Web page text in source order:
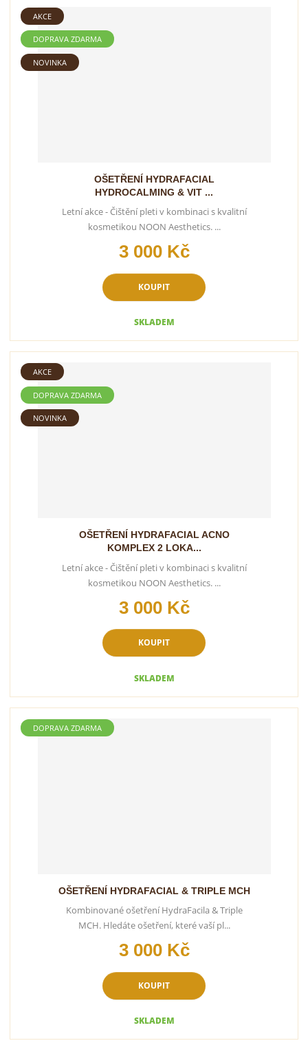
AKCE
DOPRAVA ZDARMA
NOVINKA
OŠETŘENÍ HYDRAFACIAL
HYDROCALMING & VIT ...
3 000 Kč
KOUPIT
SKLADEM
Letní akce - Čištění pleti v kombinaci s kvalitní
kosmetikou NOON Aesthetics. ...
AKCE
DOPRAVA ZDARMA
NOVINKA
OŠETŘENÍ HYDRAFACIAL ACNO
KOMPLEX 2 LOKA...
3 000 Kč
KOUPIT
SKLADEM
Letní akce - Čištění pleti v kombinaci s kvalitní
kosmetikou NOON Aesthetics. ...
DOPRAVA ZDARMA
OŠETŘENÍ HYDRAFACIAL & TRIPLE MCH
3 000 Kč
KOUPIT
SKLADEM
Kombinované ošetření HydraFacila & Triple
MCH. Hledáte ošetření, které vaší pl...